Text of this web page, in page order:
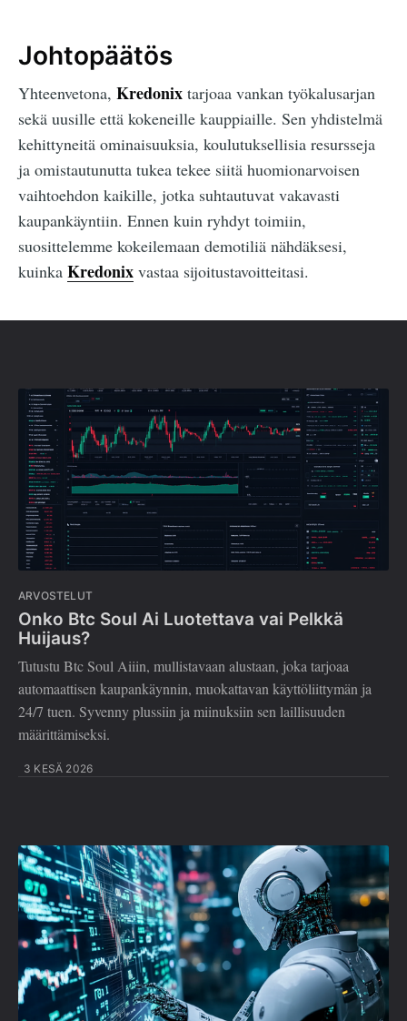
Johtopäätös
Yhteenvetona, Kredonix tarjoaa vankan työkalusarjan
sekä uusille että kokeneille kauppiaille. Sen yhdistelmä
kehittyneitä ominaisuuksia, koulutuksellisia resursseja
ja omistautunutta tukea tekee siitä huomionarvoisen
vaihtoehdon kaikille, jotka suhtautuvat vakavasti
kaupankäyntiin. Ennen kuin ryhdyt toimiin,
suosittelemme kokeilemaan demotiliä nähdäksesi,
kuinka Kredonix vastaa sijoitustavoitteitasi.
ARVOSTELUT
Onko Btc Soul Ai Luotettava vai Pelkkä
Huijaus?
Tutustu Btc Soul Aiiin, mullistavaan alustaan, joka tarjoaa
automaattisen kaupankäynnin, muokattavan käyttöliittymän ja
24/7 tuen. Syvenny plussiin ja miinuksiin sen laillisuuden
määrittämiseksi.
3 KESÄ 2026